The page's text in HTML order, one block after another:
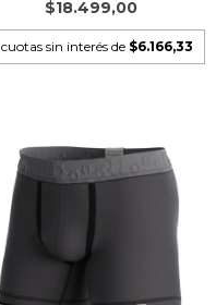
$18.499,00
cuotas sin interés de $6.166,33